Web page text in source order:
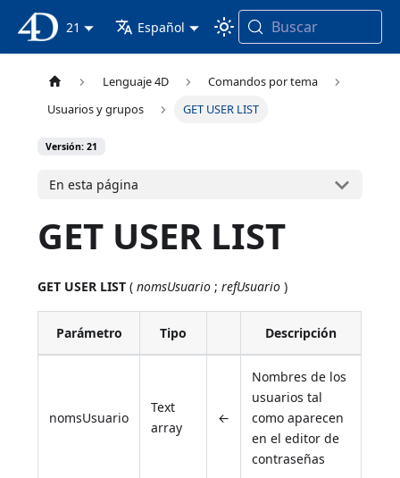
Documentación 4D
21 Español Buscar
Lenguaje 4D
Comandos por tema
Usuarios y grupos
GET USER LIST
Versión: 21
En esta página
GET USER LIST
GET USER LIST (nomsUsuario ;refUsuario )
Parámetro Tipo Descripción
nomsUsuario
Text
array
←
Nombres de los
usuarios tal
como aparecen
en el editor de
contraseñas